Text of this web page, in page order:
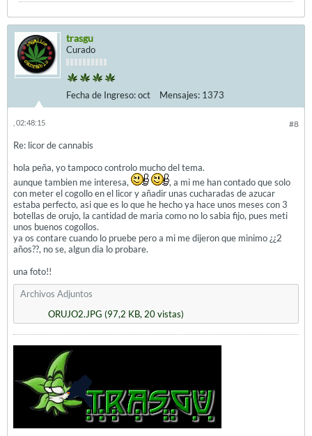
trasgu
Curado
Fecha de Ingreso:oct Mensajes: 1373
#8
, 02:48:15
Re: licor de cannabis
hola peña, yo tampoco controlo mucho del tema.
aunque tambien me interesa,
, a mi me han contado que solo
con meter el cogollo en el licor y añadir unas cucharadas de azucar
estaba perfecto, asi que es lo que he hecho ya hace unos meses con 3
botellas de orujo, la cantidad de maria como no lo sabia fijo, pues meti
unos buenos cogollos.
ya os contare cuando lo pruebe pero a mi me dijeron que minimo ¿¿2
años??, no se, algun dia lo probare.
una foto!!
Archivos Adjuntos
ORUJO2.JPG (97,2 KB, 20 vistas)